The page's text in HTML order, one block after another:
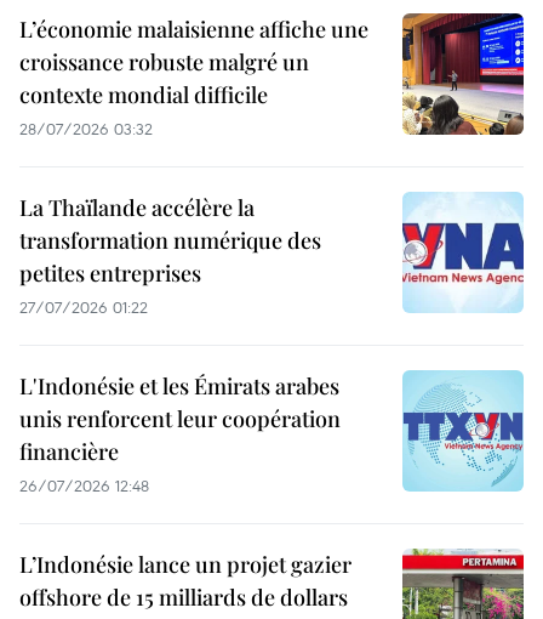
L’économie malaisienne affiche une
croissance robuste malgré un
contexte mondial difficile
28/07/2026 03:32
La Thaïlande accélère la
transformation numérique des
petites entreprises
27/07/2026 01:22
L'Indonésie et les Émirats arabes
unis renforcent leur coopération
financière
26/07/2026 12:48
L’Indonésie lance un projet gazier
offshore de 15 milliards de dollars